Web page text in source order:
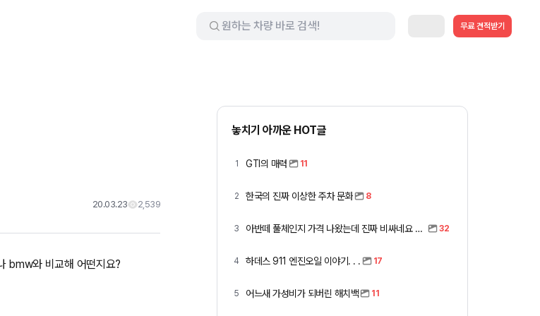
무료 견적받기
20.03.23 2,539
bmw와 비교해 어떤지요?
놓치기 아까운 HOT글
1 GTI의 매력 11
2 한국의 진짜 이상한 주차 문화 8
3 아반떼 풀체인지 가격 나왔는데 진짜 비싸네요 ㅎㅎ 32
4 하데스 911 엔진오일 이야기. . . 17
5 어느새 가성비가 되버린 해치백 11